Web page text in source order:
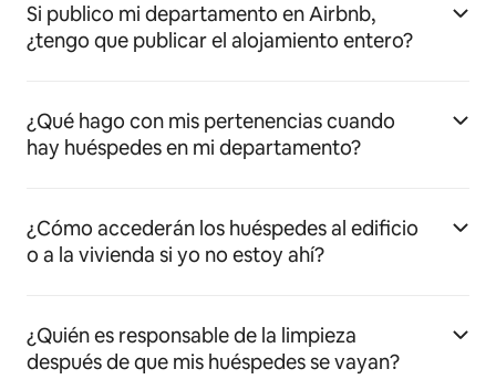
Si publico mi departamento en Airbnb,
¿tengo que publicar el alojamiento entero?
¿Qué hago con mis pertenencias cuando
hay huéspedes en mi departamento?
¿Cómo accederán los huéspedes al edificio
o a la vivienda si yo no estoy ahí?
¿Quién es responsable de la limpieza
después de que mis huéspedes se vayan?